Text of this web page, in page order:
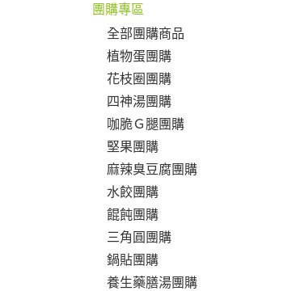
團購專區
全部團購商品
植物蛋團購
花枝圈團購
四神湯團購
咖脆Ｇ腿團購
堅果團購
麻辣臭豆腐團購
水餃團購
餛飩團購
三角圓團購
鍋貼團購
養生藥膳湯團購